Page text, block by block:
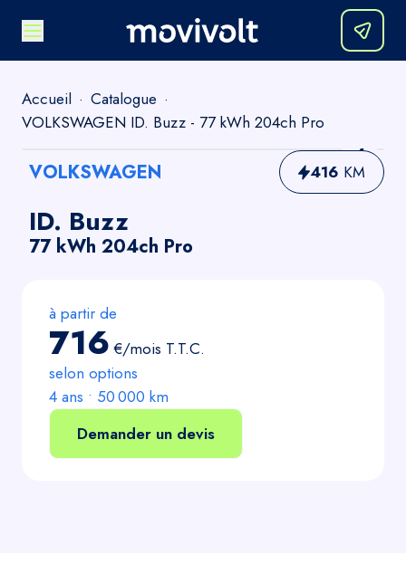
Accueil · Catalogue ·
VOLKSWAGEN ID. Buzz - 77 kWh 204ch Pro
VOLKSWAGEN 416 KM
ID. Buzz
77 kWh 204ch Pro
à partir de
716 €/mois T.T.C.
selon options
4 ans • 50 000 km
Demander un devis